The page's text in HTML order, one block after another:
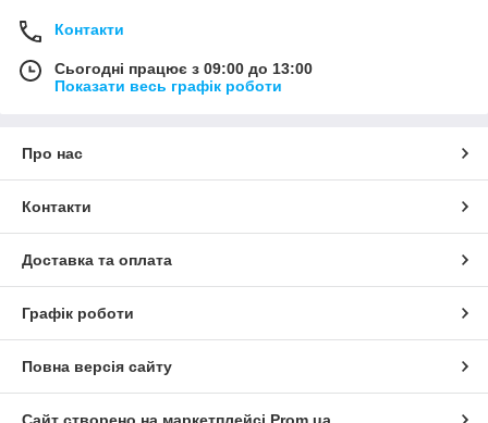
Контакти
Сьогодні працює з 09:00 до 13:00
Показати весь графік роботи
Про нас
Контакти
Доставка та оплата
Графік роботи
Повна версія сайту